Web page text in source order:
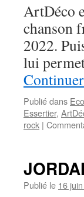
ArtDéco
chanson
2022.
lui
Publié dans
Essertier,
rock |
Publié le 16